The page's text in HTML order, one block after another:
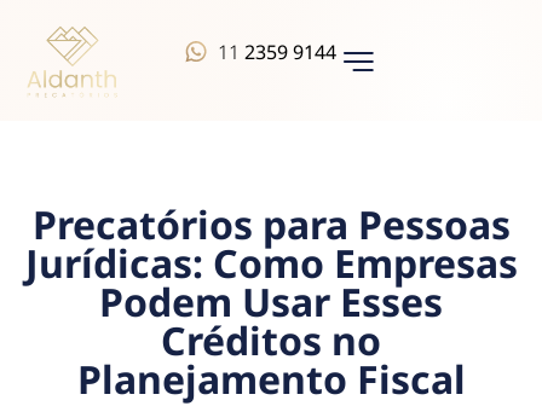
112359 9144
Precatórios para Pessoas
Jurídicas: Como Empresas
Podem Usar Esses
Créditos no
Planejamento Fiscal